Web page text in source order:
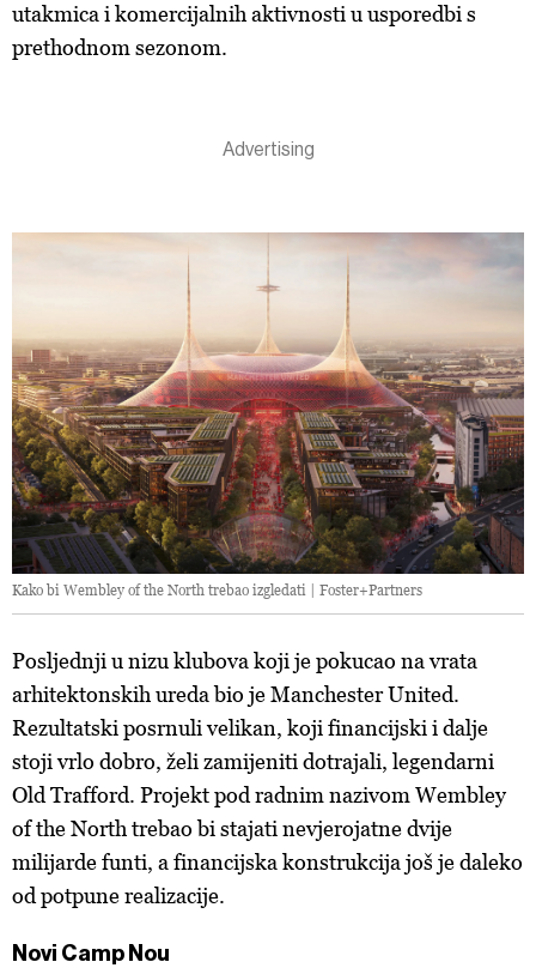
utakmica i komercijalnih aktivnosti u usporedbi s
prethodnom sezonom.
Kako bi Wembley of the North trebao izgledati | Foster+Partners
Posljednji u nizu klubova koji je pokucao na vrata
arhitektonskih ureda bio je Manchester United.
Rezultatski posrnuli velikan, koji financijski i dalje
stoji vrlo dobro, želi zamijeniti dotrajali, legendarni
Old Trafford. Projekt pod radnim nazivom Wembley
of the North trebao bi stajati nevjerojatne dvije
milijarde funti, a financijska konstrukcija još je daleko
od potpune realizacije.
Novi Camp Nou